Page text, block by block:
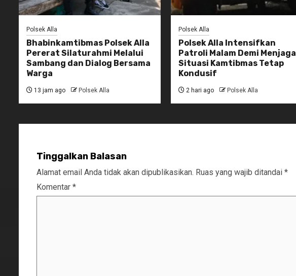
Polsek Alla
Bhabinkamtibmas Polsek Alla
Pererat Silaturahmi Melalui
Sambang dan Dialog Bersama
Warga
13 jam ago Polsek Alla
Polsek Alla
Polsek Alla Intensifkan
Patroli Malam Demi Menjaga
Situasi Kamtibmas Tetap
Kondusif
2 hari ago Polsek Alla
Tinggalkan Balasan
Alamat email Anda tidak akan dipublikasikan. Ruas yang wajib ditandai *
Komentar *